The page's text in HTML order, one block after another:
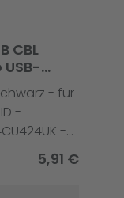
CBL
- für
-
-
5,91 €